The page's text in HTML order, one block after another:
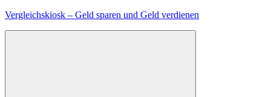
Zum
Vergleichskiosk – Geld sparen und Geld verdienen